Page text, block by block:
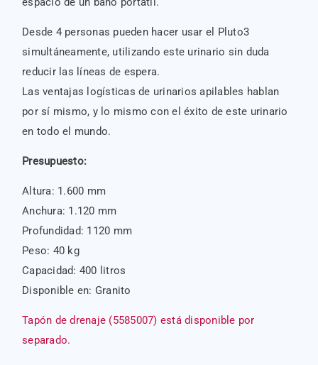
Desde 4 personas pueden hacer usar el Pluto3
simultáneamente, utilizando este urinario sin duda
reducir las líneas de espera.
Las ventajas logísticas de urinarios apilables hablan
por sí mismo, y lo mismo con el éxito de este urinario
en todo el mundo.
Presupuesto:
Altura: 1.600 mm
Anchura: 1.120 mm
Profundidad: 1120 mm
Peso: 40 kg
Capacidad: 400 litros
Disponible en: Granito
Tapón de drenaje (5585007) está disponible por
separado.